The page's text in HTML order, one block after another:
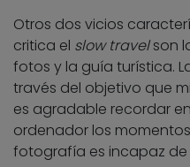
Otros dos vicios
critica el slow travelson
fotos y la guía turística.
través del objetivo que
es agradable recordar
ordenador los
fotografía es incapaz